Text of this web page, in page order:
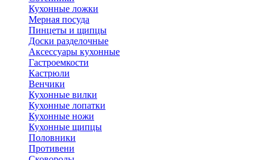
Кухонные ложки
Мерная посуда
Пинцеты и щипцы
Доски разделочные
Аксессуары кухонные
Гастроемкости
Кастрюли
Венчики
Кухонные вилки
Кухонные лопатки
Кухонные ножи
Кухонные щипцы
Половники
Противени